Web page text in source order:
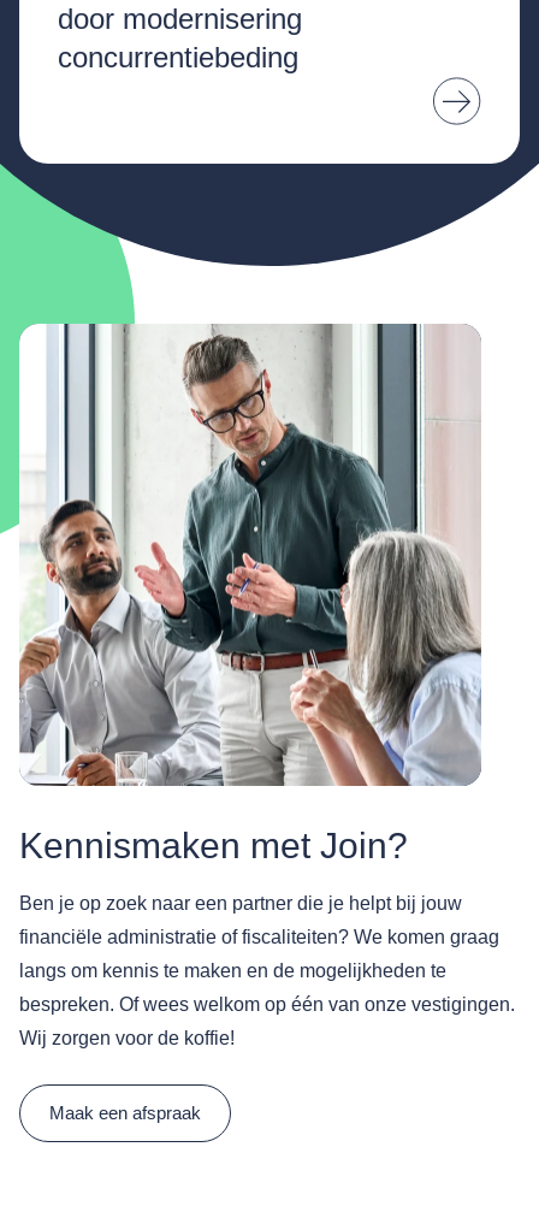
door modernisering
concurrentiebeding
Kennismaken met Join?
Ben je op zoek naar een partner die je helpt bij jouw
financiële administratie of fiscaliteiten? We komen graag
langs om kennis te maken en de mogelijkheden te
bespreken. Of wees welkom op één van onze vestigingen.
Wij zorgen voor de koffie!
Maak een afspraak